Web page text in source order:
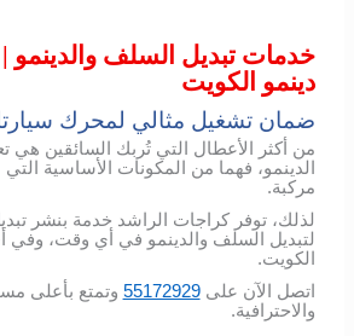
خدمات تبديل السلف والدينمو
دينمو الكويت
ضمان تشغيل مثالي لمحرك
من أكثر الأعطال التي تُربك السائقين هي
الدينمو، فهما من المكونات الأساسية
مركبة.
لذلك، توفر كراجات الراشد خدمة بنشر
لتبديل السلف والدينمو في أي وقت،
الكويت.
اتصل الآن على55172929 وتمتع بأعلى
والاحترافية.